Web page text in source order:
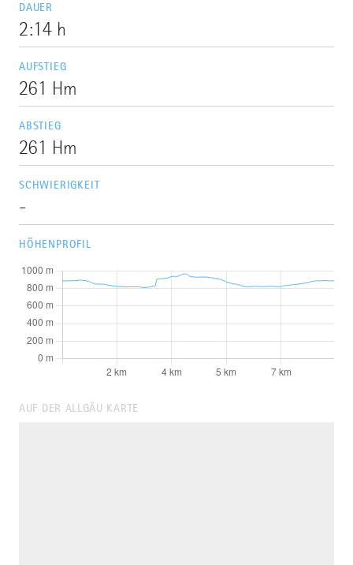
DAUER
2:14 h
AUFSTIEG
261 Hm
ABSTIEG
261 Hm
SCHWIERIGKEIT
-
HÖHENPROFIL
AUF DER ALLGÄU KARTE